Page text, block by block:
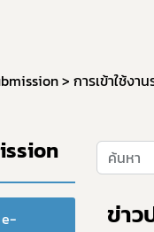
มาตรฐานอา
มาตรฐานอ
GMP (มาต
การเข้าใช้งา
e-
ข่าว